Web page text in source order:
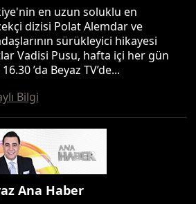
en uzun soluklu en
dizisi Polat Alemdar ve
sürükleyici hikayesi
Vadisi Pusu, hafta içi her gün
’da Beyaz TV’de...
Bilgi
Ana Haber